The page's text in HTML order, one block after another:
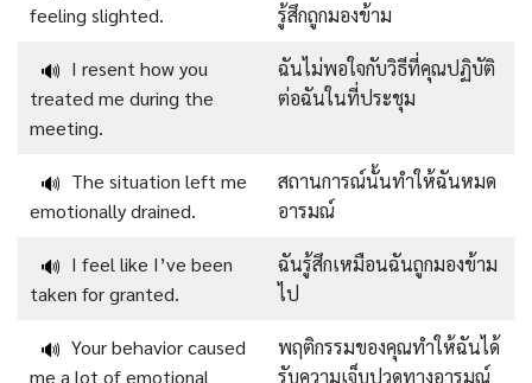
feeling slighted.
รู้สึกถูกมองข้าม
🔊 I resent how you
treated me during the
meeting.
ฉันไม่พอใจกับวิธีที่คุณปฏิบัติ
ต่อฉันในที่ประชุม
🔊 The situation left me
emotionally drained.
สถานการณ์นั้นทำให้ฉันหมด
อารมณ์
🔊 I feel like I’ve been
taken for granted.
ฉันรู้สึกเหมือนฉันถูกมองข้าม
ไป
🔊 Your behavior caused
me a lot of emotional
พฤติกรรมของคุณทำให้ฉันได้
รับความเจ็บปวดทางอารมณ์